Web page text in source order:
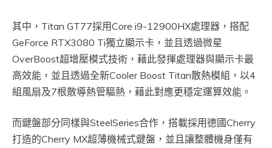
其中，Titan GT77採用Core i9-12900HX處理器，搭配
GeForce RTX3080 Ti獨立顯示卡，並且透過微星
OverBoost超增壓模式技術，藉此發揮處理器與顯示卡最
高效能，並且透過全新Cooler Boost Titan散熱模組，以4
組風扇及7根散導熱管驅熱，藉此對應更穩定運算效能。
而鍵盤部分同樣與SteelSeries合作，搭載採用德國Cherry
打造的Cherry MX超薄機械式鍵盤，並且讓整體機身僅有